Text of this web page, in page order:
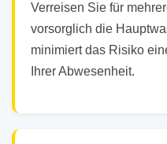
Verreisen Sie für
vorsorglich die
minimiert das Risiko
Ihrer Abwesenheit.